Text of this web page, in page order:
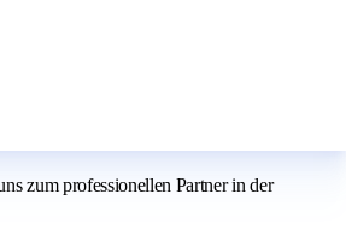
zum professionellen Partner in der